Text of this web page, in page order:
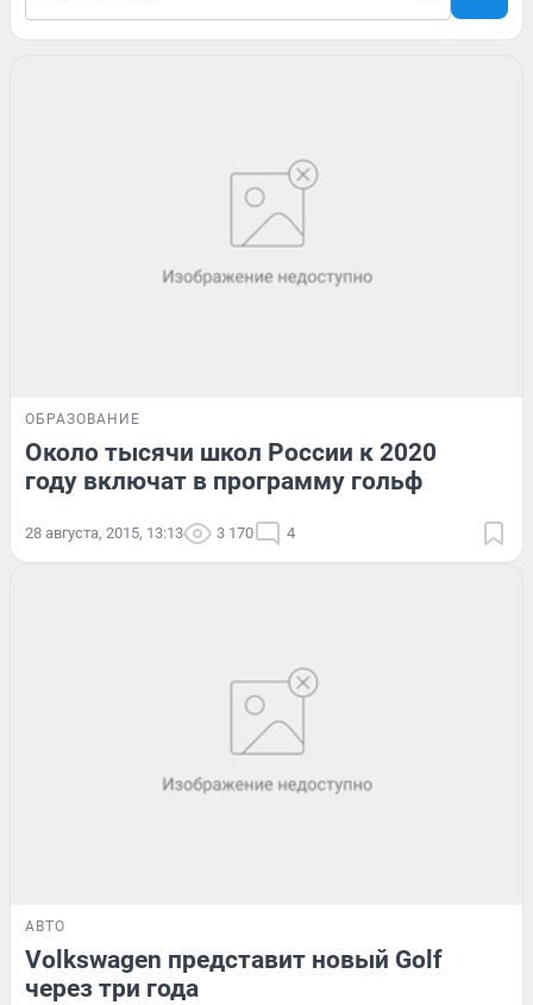
ОБРАЗОВАНИЕ
Около тысячи школ России к 2020
году включат в программу гольф
28 августа, 2015, 13:13 3 170 4
АВТО
Volkswagen представит новый Golf
через три года